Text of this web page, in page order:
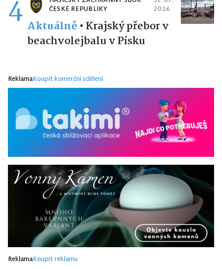
4
ČESKÉ REPUBLIKY
2026
Aktuálně • Krajský přebor v
beachvolejbalu v Písku
ReklamaKoupit komerční sdělení
ReklamaKoupit reklamu